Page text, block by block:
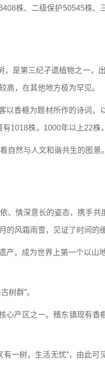
株、二级保护50545株
是第三纪孑遗植物之一，
高，在其他地方极为罕见。
以香榧为题材所作的诗词
1018株，1000年以上22株
自然与人文和谐共生的图
、情深意长的姿态，携手
风霜雨雪，见证了时间的
产，成为世界上第一个以
树群”。
心产区之一。稽东镇现有
一树，生活无忧”，由此